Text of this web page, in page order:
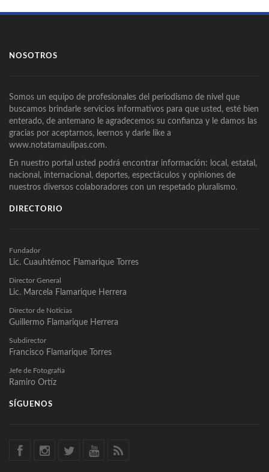
NOSOTROS
Somos un equipo de profesionales del periodismo de nivel que
buscamos brindarle servicios informativos para que usted, esté bien
enterado, de antemano le agradecemos su confianza y le damos las
gracias por aceptarnos, leernos y darle like a
www.notatamaulipas.com.
En nuestro portal usted podrá encontrar información: local, estatal,
nacional, internacional, deportes, espectáculos y opiniones de
nuestros diversos colaboradores con un respetado pluralismo.
DIRECTORIO
Fundador
Lic. Cuauhtémoc Flamarique Torres
Director General
Lic. Marcela Flamarique Herrera
Director de Noticias
Guillermo Flamarique Herrera
Subdirector
Francisco Flamarique Torres
Jefe de Fotografía
Ramiro Ortíz
SÍGUENOS